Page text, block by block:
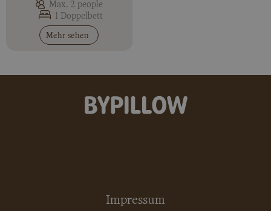
Max. 2 people
1 Doppelbett
Mehr sehen
Impressum